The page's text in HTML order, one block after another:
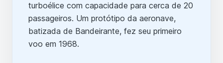
turboélice com capacidade para cerca de 20
passageiros. Um protótipo da aeronave,
batizada de Bandeirante, fez seu primeiro
voo em 1968.